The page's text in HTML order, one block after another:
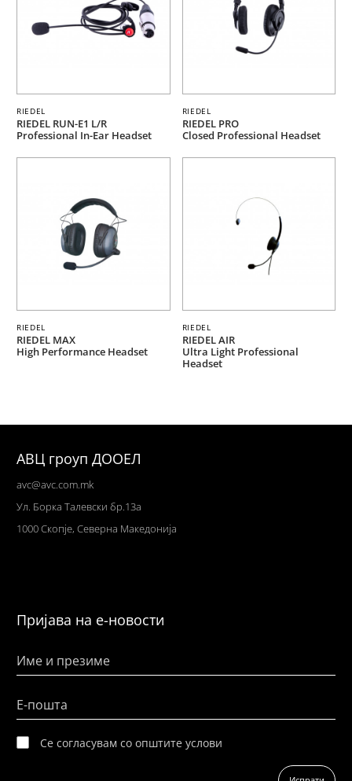
RIEDEL
RIEDEL RUN-E1 L/R
Professional In-Ear Headset
RIEDEL
RIEDEL PRO
Closed Professional Headset
RIEDEL
RIEDEL MAX
High Performance Headset
RIEDEL
RIEDEL AIR
Ultra Light Professional
Headset
АВЦ гроуп ДООЕЛ
avc@avc.com.mk
Ул. Борка Талевски бр.13а
1000 Скопје, Северна Македонија
Пријава на е-новости
Име и презиме
Е-пошта
Се согласувам со општите услови